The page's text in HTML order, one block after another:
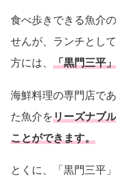
食べ歩きできる魚介
せんが、ランチとし
方には、 「黒門三平」
海鮮料理の専門店で
た魚介をリーズナブ
ことができます。
とくに、「黒門三平